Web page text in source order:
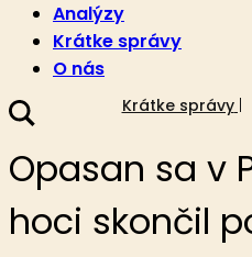
Analýzy
Krátke správy
O nás
Krátke správy
Opasan sa v
hoci skončil